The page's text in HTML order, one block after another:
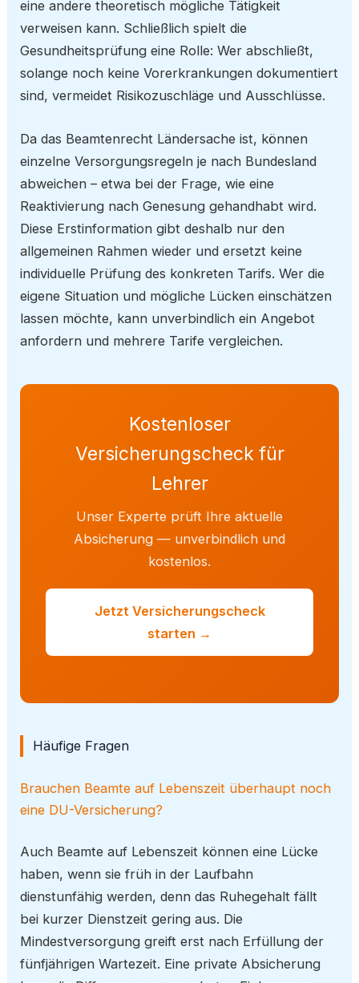
eine andere theoretisch mögliche Tätigkeit
verweisen kann. Schließlich spielt die
Gesundheitsprüfung eine Rolle: Wer abschließt,
solange noch keine Vorerkrankungen dokumentiert
sind, vermeidet Risikozuschläge und Ausschlüsse.
Da das Beamtenrecht Ländersache ist, können
einzelne Versorgungsregeln je nach Bundesland
abweichen – etwa bei der Frage, wie eine
Reaktivierung nach Genesung gehandhabt wird.
Diese Erstinformation gibt deshalb nur den
allgemeinen Rahmen wieder und ersetzt keine
individuelle Prüfung des konkreten Tarifs. Wer die
eigene Situation und mögliche Lücken einschätzen
lassen möchte, kann unverbindlich ein Angebot
anfordern und mehrere Tarife vergleichen.
Kostenloser
Versicherungscheck für
Lehrer
Unser Experte prüft Ihre aktuelle
Absicherung — unverbindlich und
kostenlos.
Jetzt Versicherungscheck
starten →
Häufige Fragen
Brauchen Beamte auf Lebenszeit überhaupt noch
eine DU-Versicherung?
Auch Beamte auf Lebenszeit können eine Lücke
haben, wenn sie früh in der Laufbahn
dienstunfähig werden, denn das Ruhegehalt fällt
bei kurzer Dienstzeit gering aus. Die
Mindestversorgung greift erst nach Erfüllung der
fünfjährigen Wartezeit. Eine private Absicherung